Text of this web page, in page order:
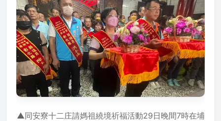
▲同安寮十二庄請媽祖繞境祈福活動29日晚間7時在埔